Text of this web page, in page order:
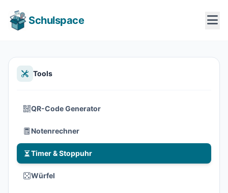
Schulspace
Tools
QR-Code Generator
Notenrechner
Timer & Stoppuhr
Würfel